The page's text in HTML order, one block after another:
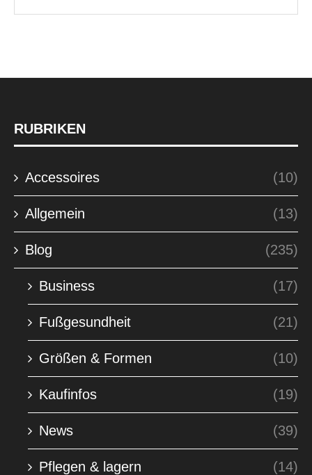
RUBRIKEN
Accessoires (10)
Allgemein (13)
Blog (235)
Business (17)
Fußgesundheit (21)
Größen & Formen (10)
Kaufinfos (19)
News (39)
Pflegen & lagern (14)